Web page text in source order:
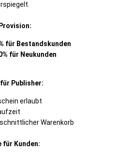
für Bestandskunden
für Neukunden
Publisher:
erlaubt
Warenkorb
für Kunden: